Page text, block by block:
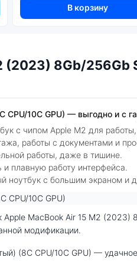
В корзину
(2023) 8Gb/
10C GPU) — выгодно и с
с чипом Apple M2 для
работы с документами и
работы, даже в тишине.
плавную работу интерфейса.
ноутбук с большим экраном и
модификации.